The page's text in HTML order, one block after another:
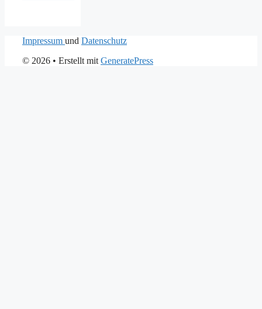
Impressum und Datenschutz
© 2026 • Erstellt mit GeneratePress